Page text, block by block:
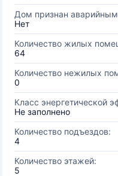
Дом признан
Нет
Количество жилых
64
Количество нежилых
0
Класс энергетической
Не заполнено
Количество подъездов:
4
Количество этажей:
5